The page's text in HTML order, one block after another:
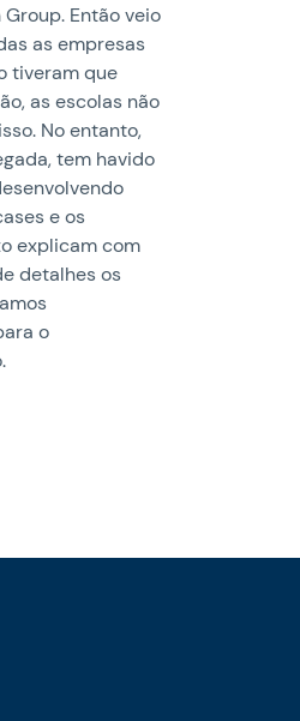
Então veio
as empresas
tiveram que
as escolas não
No entanto,
tem havido
e os
explicam com
detalhes os
o